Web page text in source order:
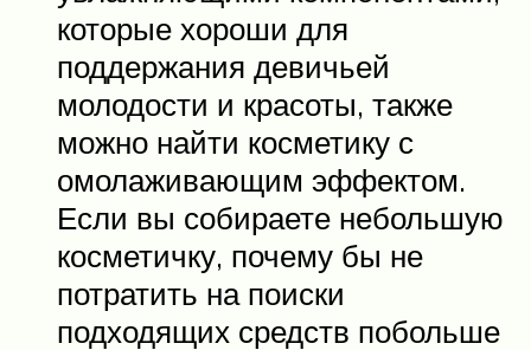
которые хороши для
поддержания девичьей
молодости и красоты, также
можно найти косметику с
омолаживающим эффектом.
Если вы собираете небольшую
косметичку, почему бы не
потратить на поиски
подходящих средств побольше